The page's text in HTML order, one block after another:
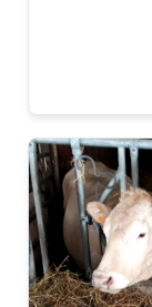
Dégustation